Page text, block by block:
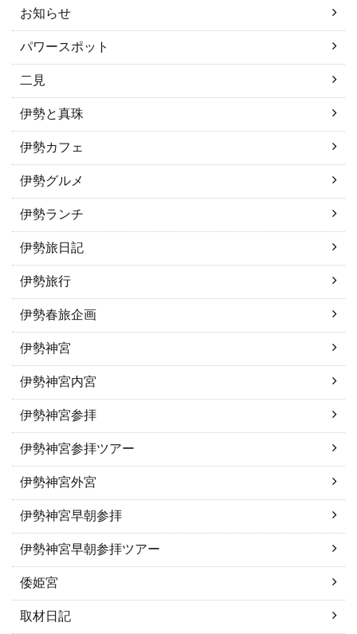
お知らせ
パワースポット
二見
伊勢と真珠
伊勢カフェ
伊勢グルメ
伊勢ランチ
伊勢旅日記
伊勢旅行
伊勢春旅企画
伊勢神宮
伊勢神宮内宮
伊勢神宮参拝
伊勢神宮参拝ツアー
伊勢神宮外宮
伊勢神宮早朝参拝
伊勢神宮早朝参拝ツアー
倭姫宮
取材日記